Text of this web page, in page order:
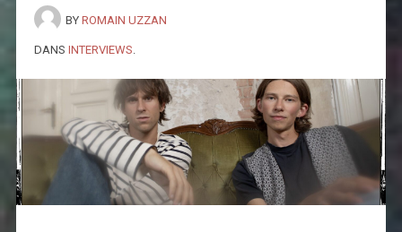
BY ROMAIN UZZAN
DANS INTERVIEWS